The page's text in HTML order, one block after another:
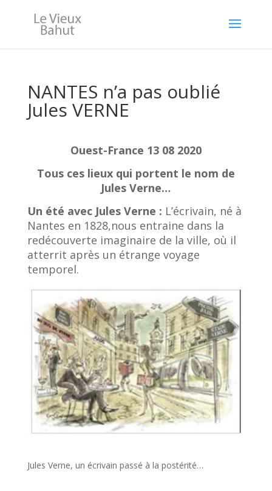
NANTES n’a pas oublié
Jules VERNE
Ouest-France 13 08 2020
Tous ces lieux qui portent le nom de
Jules Verne…
Un été avec Jules Verne : L’écrivain, né à
Nantes en 1828,nous entraine dans la
redécouverte imaginaire de la ville, où il
atterrit après un étrange voyage
temporel.
Jules Verne, un écrivain passé à la postérité…